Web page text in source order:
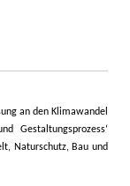
an den Klimawandel
Gestaltungsprozess‘
Naturschutz, Bau und